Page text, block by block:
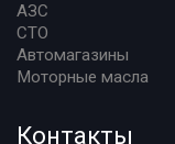
АЗС
СТО
Автомагазины
Моторные масла
Контакты